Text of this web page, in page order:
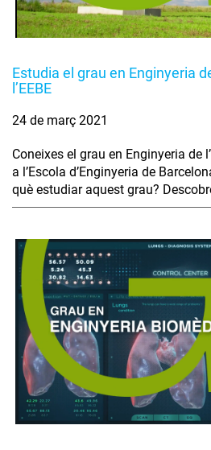
Estudia el grau en Enginyeria
l’EEBE
24 de març 2021
Coneixes el grau en Enginyeria de
a l’Escola d’Enginyeria de
què estudiar aquest grau?